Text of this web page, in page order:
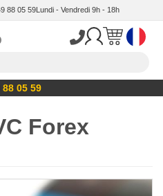
88 05 59Lundi - Vendredi 9h - 18h
88 05 59
Forex